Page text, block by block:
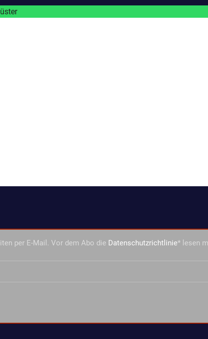
per E-Mail. Vor dem Abo die Datenschutzrichtlinie* lesen